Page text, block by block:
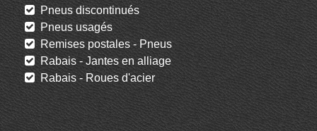
Pneus discontinués
Pneus usagés
Remises postales - Pneus
Rabais - Jantes en alliage
Rabais - Roues d'acier